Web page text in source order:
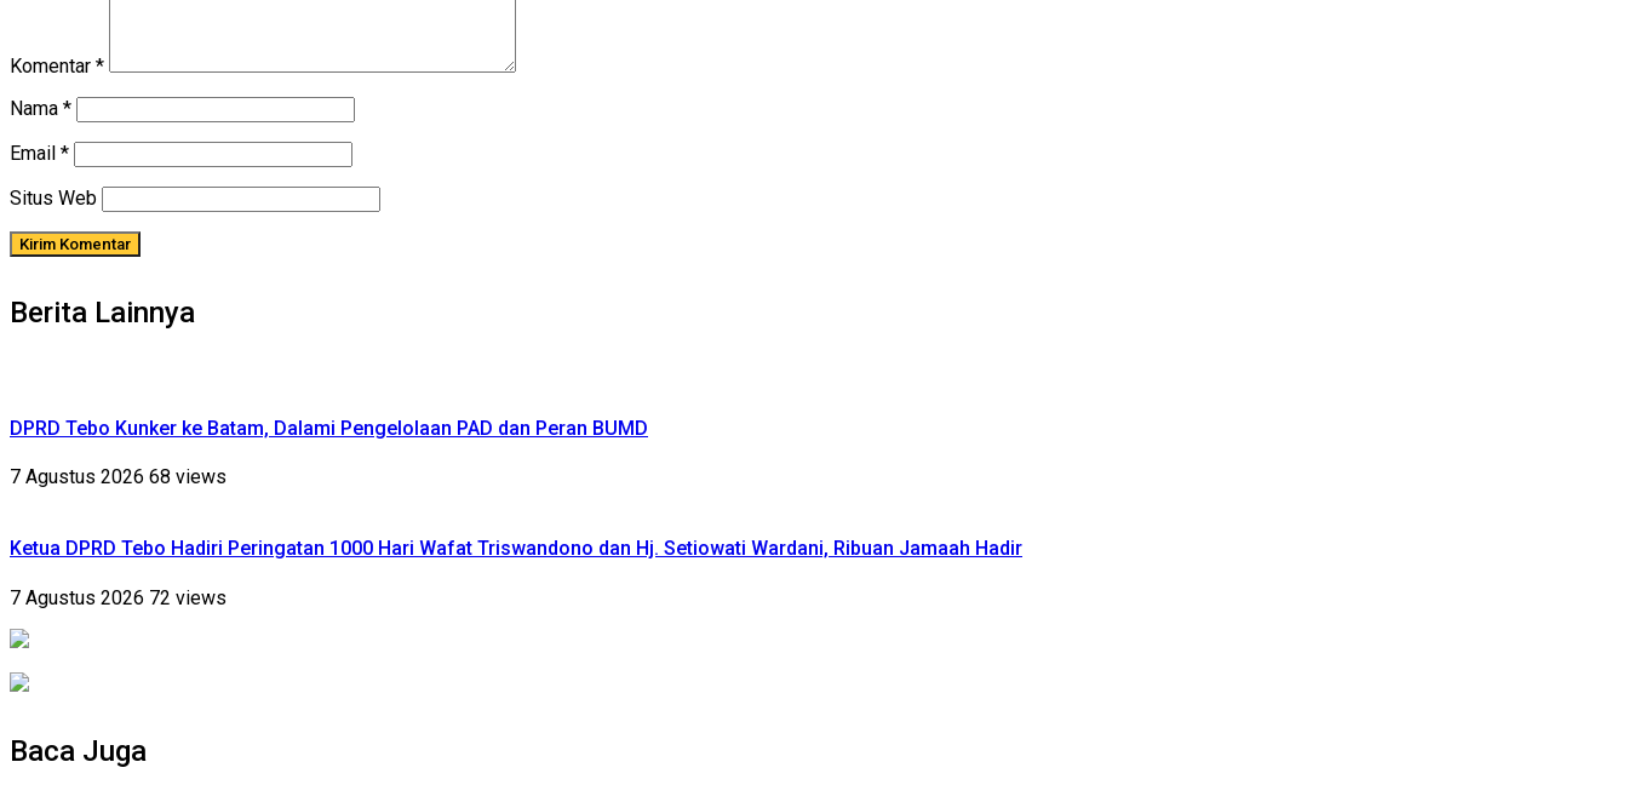
Komentar *
Nama *
Email *
Situs Web
Berita Lainnya
DPRD Tebo Kunker ke Batam, Dalami Pengelolaan PAD dan Peran BUMD
7 Agustus 2026 68 views
Ketua DPRD Tebo Hadiri Peringatan 1000 Hari Wafat Triswandono dan Hj. Setiowati Wardani, Ribuan Jamaah Hadir
7 Agustus 2026 72 views
Baca Juga